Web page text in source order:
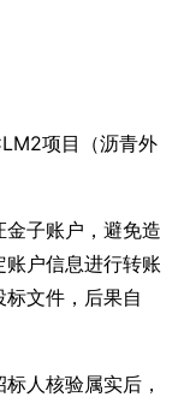
项目（沥青外
子账户，避免造
户信息进行转账
文件，后果自
人核验属实后，